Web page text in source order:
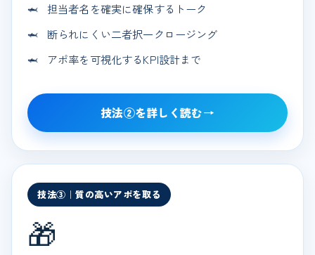
担当者名を確実に確保するトーク
断られにくい二者択一クロージング
アポ率を可視化するKPI設計まで
技法②を詳しく読む→
技法③｜質の高いアポを取る
🎁